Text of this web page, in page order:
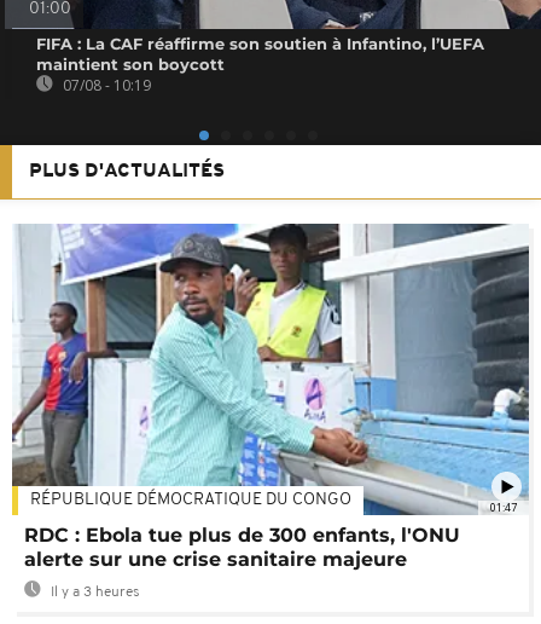
01:00
FIFA : La CAF réaffirme son soutien à Infantino, l’UEFA
maintient son boycott
07/08 - 10:19
PLUS D'ACTUALITÉS
01:47
RÉPUBLIQUE DÉMOCRATIQUE DU CONGO
RDC : Ebola tue plus de 300 enfants, l'ONU
alerte sur une crise sanitaire majeure
Il y a 3 heures